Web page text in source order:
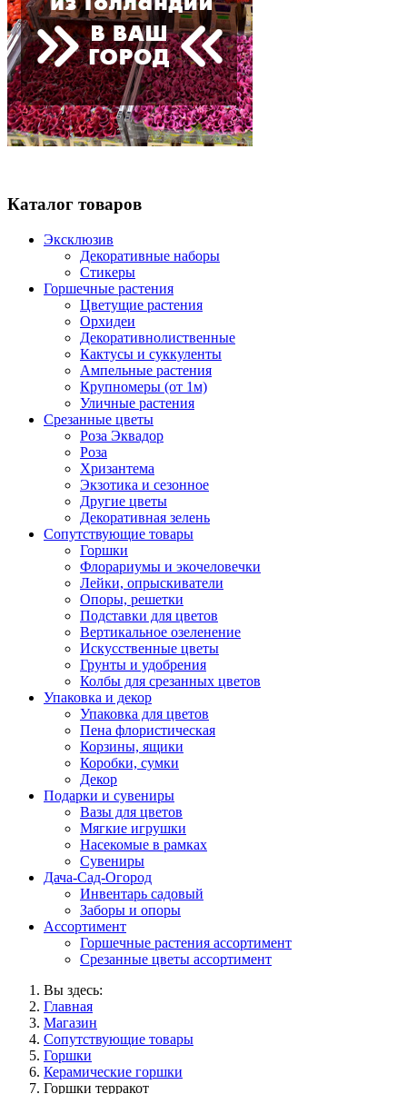
Каталог товаров
Эксклюзив
Декоративные наборы
Стикеры
Горшечные растения
Цветущие растения
Орхидеи
Декоративнолиственные
Кактусы и суккуленты
Ампельные растения
Крупномеры (от 1м)
Уличные растения
Срезанные цветы
Роза Эквадор
Роза
Хризантема
Экзотика и сезонное
Другие цветы
Декоративная зелень
Сопутствующие товары
Горшки
Флорариумы и экочеловечки
Лейки, опрыскиватели
Опоры, решетки
Подставки для цветов
Вертикальное озеленение
Искусственные цветы
Грунты и удобрения
Колбы для срезанных цветов
Упаковка и декор
Упаковка для цветов
Пена флористическая
Корзины, ящики
Коробки, сумки
Декор
Подарки и сувениры
Вазы для цветов
Мягкие игрушки
Насекомые в рамках
Сувениры
Дача-Сад-Огород
Инвентарь садовый
Заборы и опоры
Ассортимент
Горшечные растения ассортимент
Срезанные цветы ассортимент
Вы здесь:
Главная
Магазин
Сопутствующие товары
Горшки
Керамические горшки
Горшки терракот